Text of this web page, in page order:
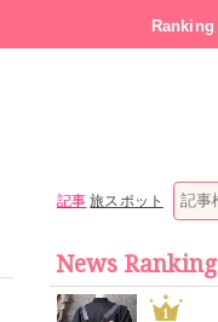
Ranking
記事 旅スポット
News Ranking
1